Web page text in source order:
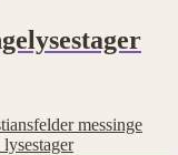
messinge